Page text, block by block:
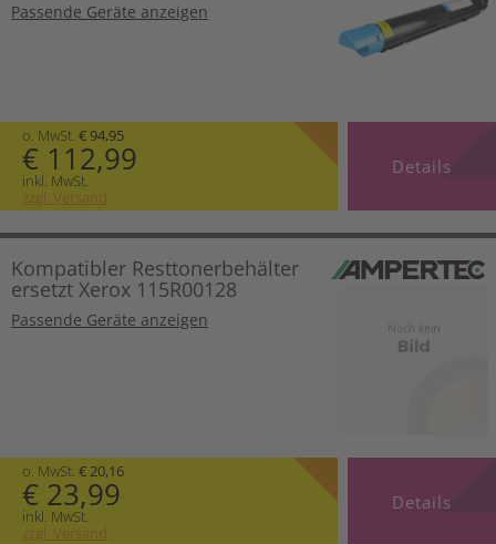
Passende Geräte anzeigen
o. MwSt. € 94,95
€ 112,99
inkl. MwSt.
zzgl. Versand
Details
Kompatibler Resttonerbehälter
ersetzt Xerox 115R00128
Passende Geräte anzeigen
o. MwSt. € 20,16
€ 23,99
inkl. MwSt.
zzgl. Versand
Details